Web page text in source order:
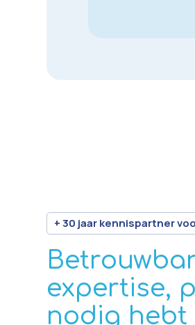
+ 30 jaar kennispartner
expertise,
nodig hebt